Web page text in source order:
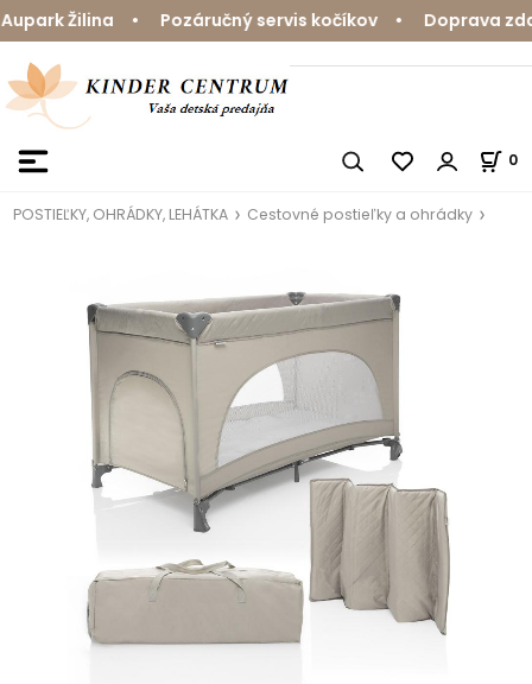
Žilina • Pozáručný servis kočíkov • Doprava
0
POSTIEĽKY, OHRÁDKY, LEHÁTKA Cestovné postieľky a ohrádky